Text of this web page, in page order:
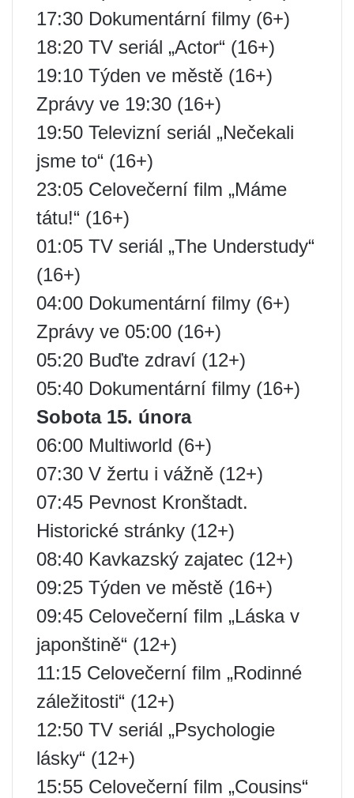
17:30 Dokumentární filmy (6+)
18:20 TV seriál „Actor“ (16+)
19:10 Týden ve městě (16+)
Zprávy ve 19:30 (16+)
19:50 Televizní seriál „Nečekali
jsme to“ (16+)
23:05 Celovečerní film „Máme
tátu!“ (16+)
01:05 TV seriál „The Understudy“
(16+)
04:00 Dokumentární filmy (6+)
Zprávy ve 05:00 (16+)
05:20 Buďte zdraví (12+)
05:40 Dokumentární filmy (16+)
Sobota 15. února
06:00 Multiworld (6+)
07:30 V žertu i vážně (12+)
07:45 Pevnost Kronštadt.
Historické stránky (12+)
08:40 Kavkazský zajatec (12+)
09:25 Týden ve městě (16+)
09:45 Celovečerní film „Láska v
japonštině“ (12+)
11:15 Celovečerní film „Rodinné
záležitosti“ (12+)
12:50 TV seriál „Psychologie
lásky“ (12+)
15:55 Celovečerní film „Cousins“